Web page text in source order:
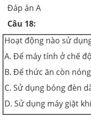
Đáp án A
Câu 18:
Hoạt động nào sử
A. Để máy tính ở chế
B. Để thức ăn còn
C. Sử dụng bóng đèn
D. Sử dụng máy giặt